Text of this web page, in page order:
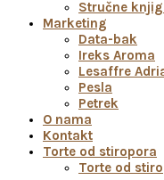
Stručne
Marketing
Data-bak
Ireks Aroma
Lesaffre
Pesla
Petrek
O nama
Kontakt
Torte od stiropora
Torte od